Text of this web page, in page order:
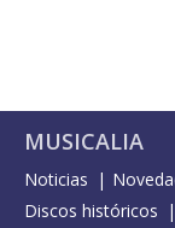
MUSICALIA
Noticias
Discos históricos